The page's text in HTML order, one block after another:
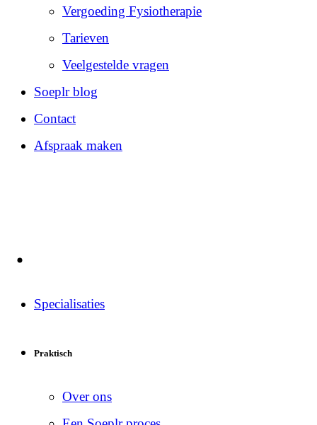
Vergoeding Fysiotherapie
Tarieven
Veelgestelde vragen
Soeplr blog
Contact
Afspraak maken
Specialisaties
Praktisch
Over ons